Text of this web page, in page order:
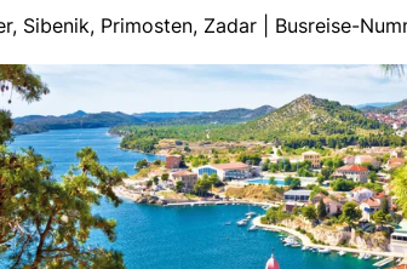
Sibenik, Primosten, Zadar | Busreise-